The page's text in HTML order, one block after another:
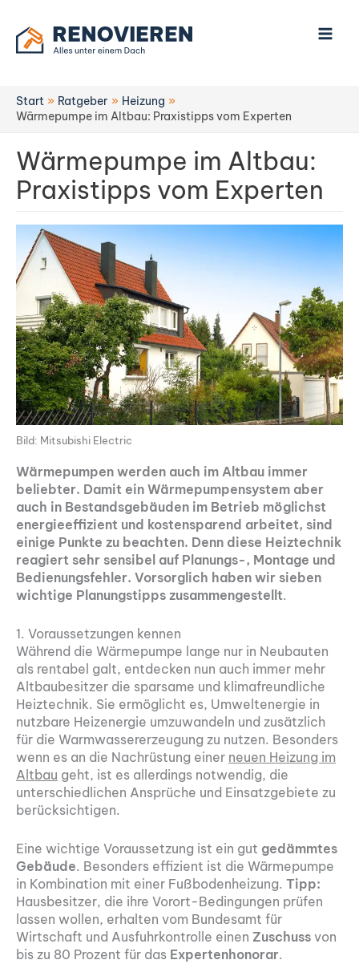
Inhalt
springen
Start Ratgeber
Heizung
Wärmepumpe im Altbau: Praxistipps vom Experten
Wärmepumpe im Altbau:
Praxistipps vom Experten
Bild: Mitsubishi Electric
Wärmepumpen werden auch im Altbau immer
beliebter. Damit ein Wärmepumpensystem aber
auch in Bestandsgebäuden im Betrieb möglichst
energieeffizient und kostensparend arbeitet, sind
einige Punkte zu beachten. Denn diese Heiztechnik
reagiert sehr sensibel auf Planungs-, Montage und
Bedienungsfehler. Vorsorglich haben wir sieben
wichtige Planungstipps zusammengestellt.
1. Voraussetzungen kennen
Während die Wärmepumpe lange nur in Neubauten
als rentabel galt, entdecken nun auch immer mehr
Altbaubesitzer die sparsame und klimafreundliche
Heiztechnik. Sie ermöglicht es, Umweltenergie in
nutzbare Heizenergie umzuwandeln und zusätzlich
für die Warmwassererzeugung zu nutzen. Besonders
wenn es an die Nachrüstung einer neuen Heizung im
Altbau geht, ist es allerdings notwendig, die
unterschiedlichen Ansprüche und Einsatzgebiete zu
berücksichtigen.
Eine wichtige Voraussetzung ist ein gut gedämmtes
Gebäude. Besonders effizient ist die Wärmepumpe
in Kombination mit einer Fußbodenheizung. Tipp:
Hausbesitzer, die ihre Vorort-Bedingungen prüfen
lassen wollen, erhalten vom Bundesamt für
Wirtschaft und Ausfuhrkontrolle einen Zuschuss von
bis zu 80 Prozent für das Expertenhonorar.